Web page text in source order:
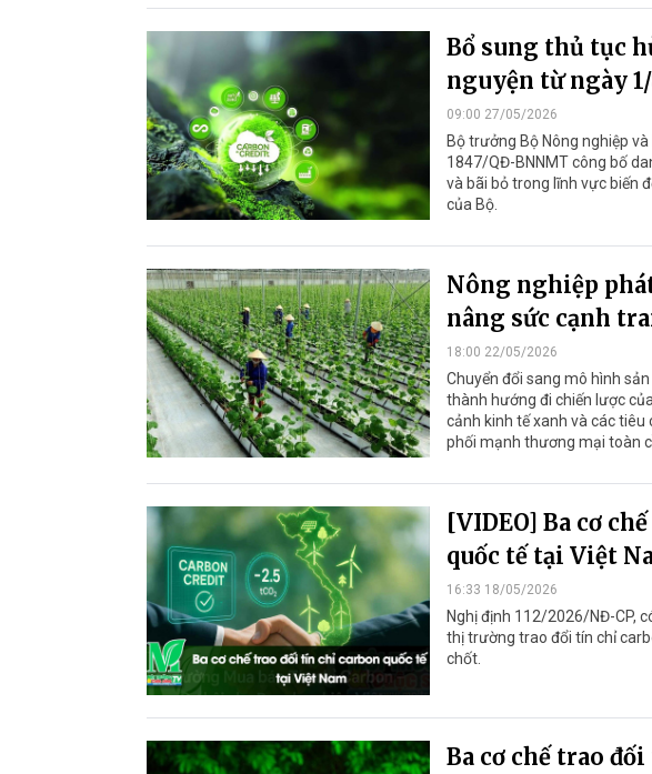
Bổ sung thủ tục
nguyện từ ngày
09:00 27/05/2026
Bộ trưởng Bộ Nông nghiệp
1847/QĐ-BNNMT công bố
và bãi bỏ trong lĩnh vực biến
của Bộ.
Nông nghiệp
nâng sức cạnh
18:00 22/05/2026
Chuyển đổi sang mô hình
thành hướng đi chiến lược
cảnh kinh tế xanh và các
phối mạnh thương mại toàn
[VIDEO] Ba cơ
quốc tế tại Việt
16:33 18/05/2026
Nghị định 112/2026/NĐ-CP,
thị trường trao đổi tín chỉ
chốt.
Ba cơ chế trao